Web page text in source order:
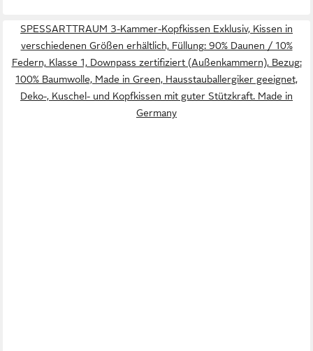
SPESSARTTRAUM 3-Kammer-Kopfkissen Exklusiv, Kissen in
verschiedenen Größen erhältlich, Füllung: 90% Daunen / 10%
Federn, Klasse 1, Downpass zertifiziert (Außenkammern), Bezug:
100% Baumwolle, Made in Green, Hausstauballergiker geeignet,
Deko-, Kuschel- und Kopfkissen mit guter Stützkraft. Made in
Germany